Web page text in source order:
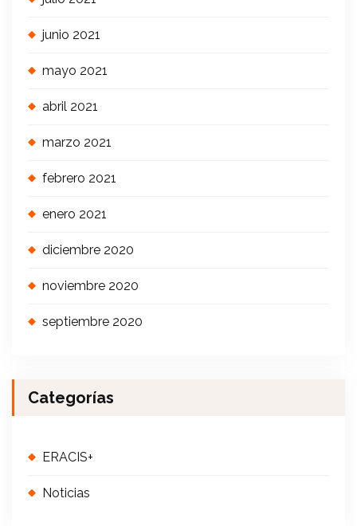
junio 2021
mayo 2021
abril 2021
marzo 2021
febrero 2021
enero 2021
diciembre 2020
noviembre 2020
septiembre 2020
Categorías
ERACIS+
Noticias